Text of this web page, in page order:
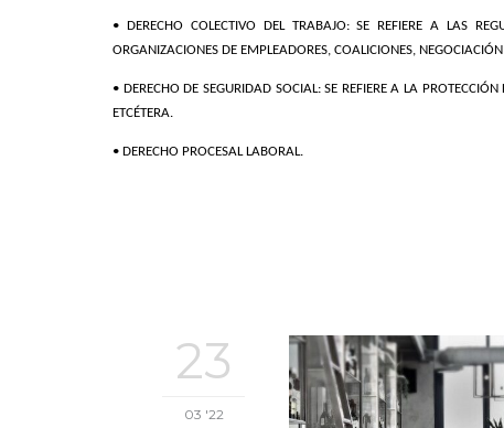
• DERECHO COLECTIVO DEL TRABAJO: SE REFIERE A LAS
ORGANIZACIONES DE EMPLEADORES, COALICIONES,
• DERECHO DE SEGURIDAD SOCIAL: SE REFIERE A LA
ETCÉTERA.
• DERECHO PROCESAL LABORAL.
23
03 '22